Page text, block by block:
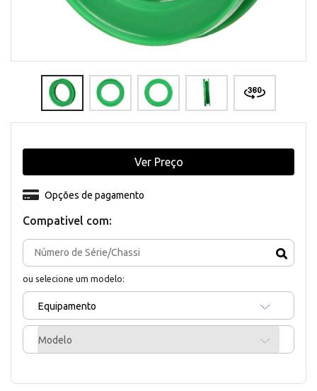
Compativel com:
ou selecione um modelo:
Equipamento
Modelo
Opções de pagamento
Ver Preço